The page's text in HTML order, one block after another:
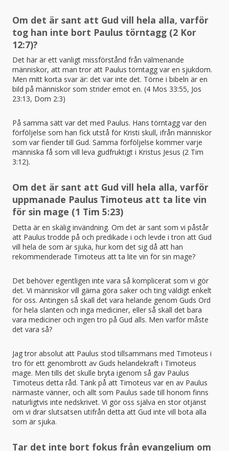
Om det är sant att Gud vill hela alla, varför
tog han inte bort Paulus törntagg (2 Kor
12:7)?
Det här är ett vanligt missförstånd från välmenande
människor, att man tror att Paulus törntagg var en sjukdom.
Men mitt korta svar är: det var inte det. Törne i bibeln är en
bild på människor som strider emot en. (4 Mos 33:55, Jos
23:13, Dom 2:3)
På samma sätt var det med Paulus. Hans törntagg var den
förföljelse som han fick utstå för Kristi skull, ifrån människor
som var fiender till Gud. Samma förföljelse kommer varje
människa få som vill leva gudfruktigt i Kristus Jesus (2 Tim
3:12).
Om det är sant att Gud vill hela alla, varför
uppmanade Paulus Timoteus att ta lite vin
för sin mage (1 Tim 5:23)
Detta är en skälig invändning. Om det är sant som vi påstår
att Paulus trodde på och predikade i och levde i tron att Gud
vill hela de som är sjuka, hur kom det sig då att han
rekommenderade Timoteus att ta lite vin för sin mage?
Det behöver egentligen inte vara så komplicerat som vi gör
det. Vi människor vill gärna göra saker och ting väldigt enkelt
för oss. Antingen så skall det vara helande genom Guds Ord
för hela slanten och inga mediciner, eller så skall det bara
vara mediciner och ingen tro på Gud alls. Men varför måste
det vara så?
Jag tror absolut att Paulus stod tillsammans med Timoteus i
tro för ett genombrott av Guds helandekraft i Timoteus
mage. Men tills det skulle bryta igenom så gav Paulus
Timoteus detta råd. Tänk på att Timoteus var en av Paulus
närmaste vänner, och allt som Paulus sade till honom finns
naturligtvis inte nedskrivet. Vi gör oss själva en stor otjänst
om vi drar slutsatsen utifrån detta att Gud inte vill bota alla
som är sjuka.
Tar det inte bort fokus från evangelium om